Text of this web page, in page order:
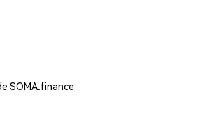
SOMA.finance